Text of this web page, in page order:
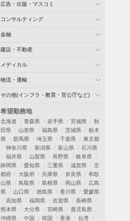
広告・出版・マスコミ
コンサルティング
金融
建設・不動産
メディカル
物流・運輸
その他(インフラ・教育・官公庁など)
希望勤務地
北海道 青森県 岩手県 宮城県
秋
田県
山形県 福島県 茨城県
栃木
県
群馬県 埼玉県 千葉県
東京都
神奈川県
新潟県 富山県
石川県
福井県
山梨県 長野県
岐阜県
静岡県
愛知県 三重県 滋賀県
京
都府
大阪府 兵庫県 奈良県
和歌
山県
鳥取県 島根県 岡山県
広島
県
山口県 徳島県 香川県
愛媛県
高知県
福岡県 佐賀県
長崎県
熊本県
大分県 宮崎県
鹿児島県
沖縄県
中国 韓国 香港
台湾